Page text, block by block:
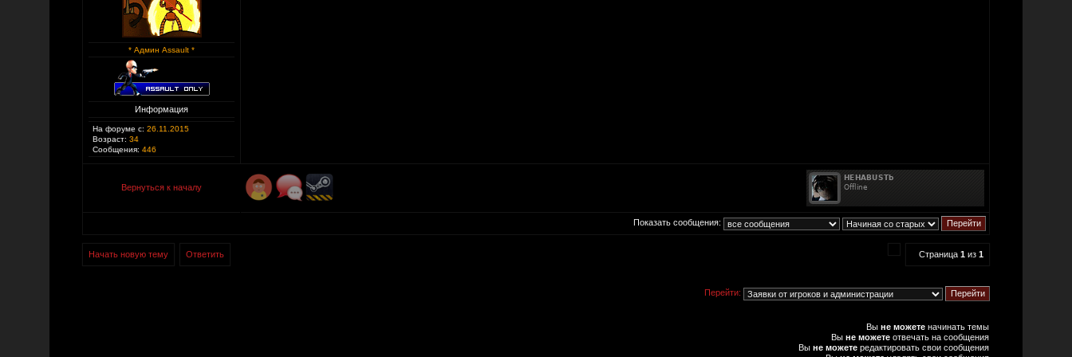
* Админ Assault *
Информация
На форуме с: 26.11.2015
Возраст: 34
Сообщения: 446
Вернуться к началу
Показать сообщения:
Страница 1 из 1
Начать новую тему Ответить
Перейти:
Вы не можете начинать темы
Вы не можете отвечать на сообщения
Вы не можете редактировать свои сообщения